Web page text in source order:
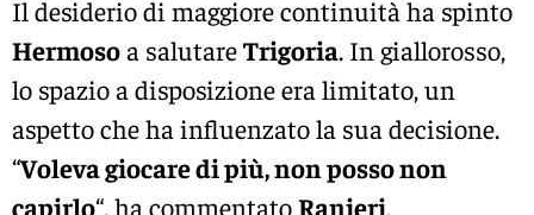
Il desiderio di maggiore continuità ha spinto
Hermosoa salutareTrigoria. In giallorosso,
lo spazio a disposizione era limitato, un
aspetto che ha influenzato la sua decisione.
“Voleva giocare di più, non posso non
capirlo“, ha commentatoRanieri,